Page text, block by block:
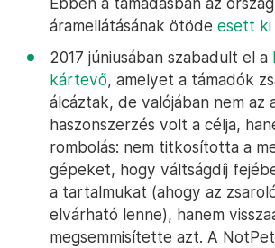
áramellátásának ötöde esett ki
2017 júniusában szabadult el a
kártevő, amelyet a támadók
álcáztak, de valójában nem az
haszonszerzés volt a célja,
rombolás: nem titkosította a
gépeket, hogy váltságdíj
a tartalmukat (ahogy az
elvárható lenne), hanem
megsemmisítette azt. A